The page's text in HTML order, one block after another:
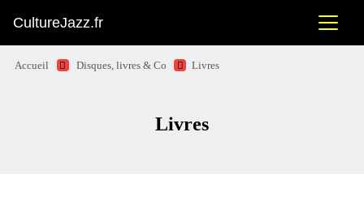
CultureJazz.fr
Accueil Disques, livres & Co Livres
Livres